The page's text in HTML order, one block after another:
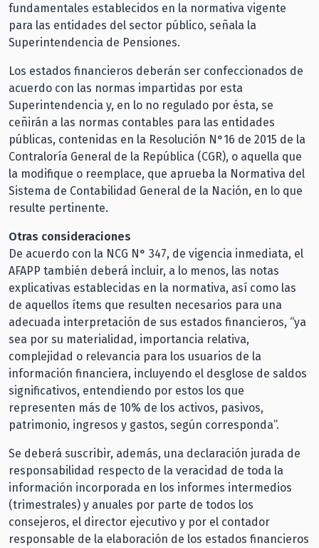
fundamentales establecidos en la normativa vigente
para las entidades del sector público, señala la
Superintendencia de Pensiones.
Los estados financieros deberán ser confeccionados de
acuerdo con las normas impartidas por esta
Superintendencia y, en lo no regulado por ésta, se
ceñirán a las normas contables para las entidades
públicas, contenidas en la Resolución N°16 de 2015 de la
Contraloría General de la República (CGR), o aquella que
la modifique o reemplace, que aprueba la Normativa del
Sistema de Contabilidad General de la Nación, en lo que
resulte pertinente.
Otras consideraciones
De acuerdo con la NCG N° 347, de vigencia inmediata, el
AFAPP también deberá incluir, a lo menos, las notas
explicativas establecidas en la normativa, así como las
de aquellos ítems que resulten necesarios para una
adecuada interpretación de sus estados financieros, “ya
sea por su materialidad, importancia relativa,
complejidad o relevancia para los usuarios de la
información financiera, incluyendo el desglose de saldos
significativos, entendiendo por estos los que
representen más de 10% de los activos, pasivos,
patrimonio, ingresos y gastos, según corresponda”.
Se deberá suscribir, además, una declaración jurada de
responsabilidad respecto de la veracidad de toda la
información incorporada en los informes intermedios
(trimestrales) y anuales por parte de todos los
consejeros, el director ejecutivo y por el contador
responsable de la elaboración de los estados financieros